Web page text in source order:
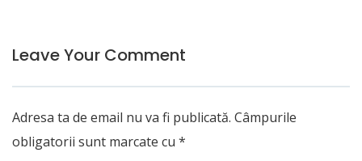
Leave Your Comment
Adresa ta de email nu va fi publicată. Câmpurile
obligatorii sunt marcate cu *